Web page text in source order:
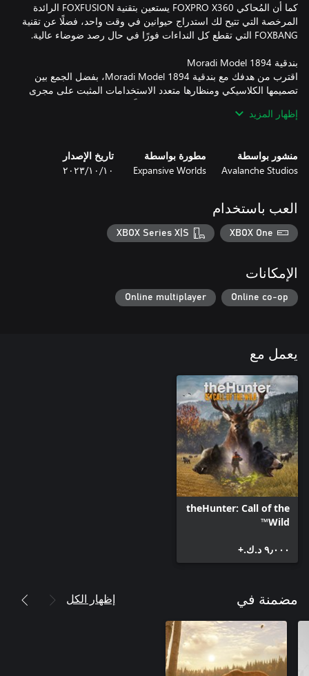
كما أن المُحاكي FOXPRO X360 يستعين بتقنية FOXFUSION الرائدة
المرخصة التي تتيح لك استدراج حيوانين في وقت واحد، فضلًا عن تقنية
اقترب من هدفك مع بندقية Moradi Model 1894، بفضل الجمع بين
تصميمها الكلاسيكي ومنظارها متعدد الاستخدامات المثبت على مجرى
وبين قوة خراطيش «‎.44 Magnum»، وتمتَّع بالتوافق الحديث المبتكر
المتمثل في سلاسة استخدام عيار الذخيرة نفسه المستخدم في
صِد فريستك في صمت باستخدام قوس Stenberg Takedown Recurve
مقارنةً بمنافسيه، ويوفر تحكُّمًا ودقة ممتازين من أجل الصيد الأخلاقي.
إظهار المزيد
منشور بواسطة
Avalanche Studios
مطورة بواسطة
Expansive Worlds
تاريخ الإصدار
١٠‏/١٠‏/٢٠٢٣
العب باستخدام
XBOX One
XBOX Series X|S
الإمكانات
Online co-op
Online multiplayer
يعمل مع
theHunter: Call of the
Wild™
٩٫٠٠٠ د.ك.‏+
مضمنة في إظهار الكل